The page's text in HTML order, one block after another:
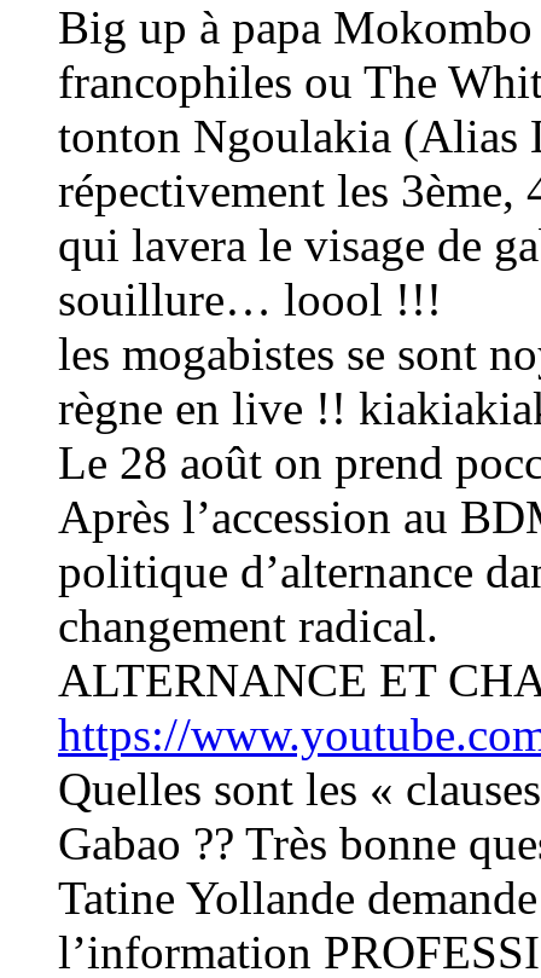
Big up à papa
francophiles ou The
tonton Ngoulakia (Alias
répectivement les 3ème,
qui lavera le visage de
souillure… loool !!!
les mogabistes se sont
règne en live !!
Le 28 août on prend
Après l’accession au
politique d’alternance
changement radical.
ALTERNANCE ET
https://
Quelles sont les «
Gabao ?? Très bonne
Tatine Yollande
l’information